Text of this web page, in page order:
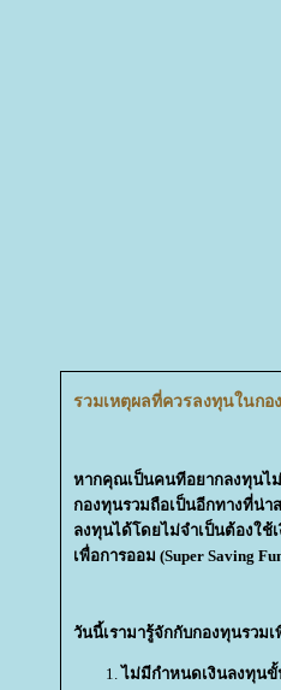
รวมเหตุผลที่ควรลงทุนในกอ
หากคุณเป็นคนทีอยากลงทุนไ
กองทุนรวมถือเป็นอีกทางที่น่า
ลงทุนได้โดยไม่จำเป็นต้องใช้
เพื่อการออม (Super Saving
วันนี้เรามารู้จักกับกองทุนรวม
ไม่มีกำหนดเงินลงทุน